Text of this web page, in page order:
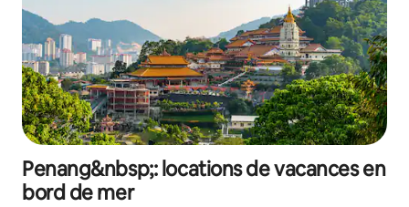
Penang&nbsp;: locations de vacances en
bord de mer